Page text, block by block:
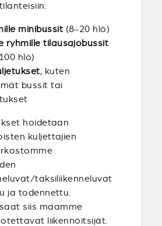
minibussit (8–20 hlö)
ryhmille tilausajobussit
hlö)
, kuten
bussit tai
hoidetaan
kuljettajien
taksiliikenneluvat
ja todennettu.
siis maamme
liikennöitsijät.